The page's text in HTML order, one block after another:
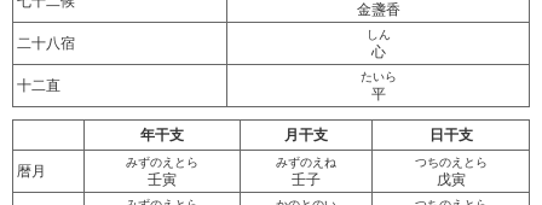
金盞香
二十八宿
しん
心
十二直
たいら
平
年干支 月干支 日干支
暦月
みずのえとら
壬寅
みずのえね
壬子
つちのえとら
戊寅